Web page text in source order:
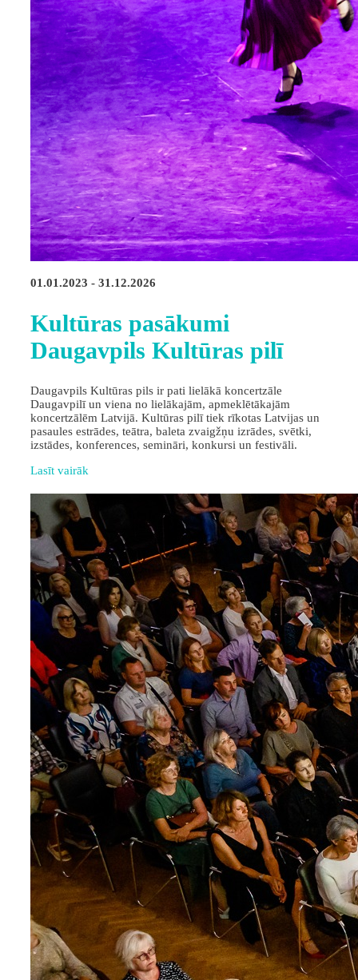
01.01.2023 - 31.12.2026
Kultūras pasākumi
Daugavpils Kultūras pilī
Daugavpils Kultūras pils ir pati lielākā koncertzāle
Daugavpilī un viena no lielākajām, apmeklētākajām
koncertzālēm Latvijā. Kultūras pilī tiek rīkotas Latvijas un
pasaules estrādes, teātra, baleta zvaigžņu izrādes, svētki,
izstādes, konferences, semināri, konkursi un festivāli.
Lasīt vairāk